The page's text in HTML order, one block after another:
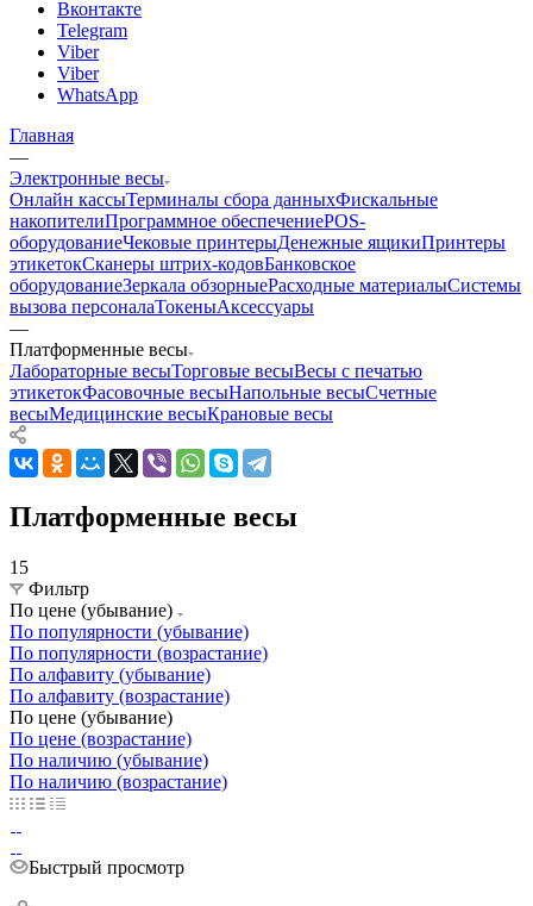
Вконтакте
Telegram
Viber
Viber
WhatsApp
Главная
—
Электронные весы
Онлайн кассыТерминалы сбора данныхФискальные
накопителиПрограммное обеспечениеPOS-
оборудованиеЧековые принтерыДенежные ящикиПринтеры
этикетокСканеры штрих-кодовБанковское
оборудованиеЗеркала обзорныеРасходные материалыСистемы
вызова персоналаТокеныАксессуары
—
Платформенные весы
Лабораторные весыТорговые весыВесы с печатью
этикетокФасовочные весыНапольные весыСчетные
весыМедицинские весыКрановые весы
Платформенные весы
15
Фильтр
По цене (убывание)
По популярности (убывание)
По популярности (возрастание)
По алфавиту (убывание)
По алфавиту (возрастание)
По цене (убывание)
По цене (возрастание)
По наличию (убывание)
По наличию (возрастание)
Быстрый просмотр